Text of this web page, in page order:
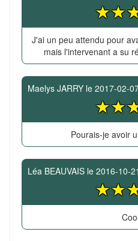
J'ai un peu attendu pour
mais l'intervenant a su
Maelys JARRY le 2017-02-
Pourais-je avoir
Léa BEAUVAIS le 2016-10-21